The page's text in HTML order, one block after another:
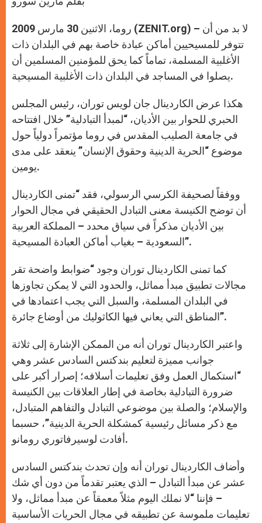
p e k
روما، الاثنين 30 مارس 2009 (ZENIT.org) – لا بد من أن
تتوفر للمسيحيين أماكن عبادة خاصة بهم في البلدان ذات
الأغلبية المسلمة، تماماً كما يحق للمؤمنين المسلمين أن
يصلوا في المساجد في البلدان ذات الأغلبية المسيحية.
هكذا عرض الكاردينال جان لويس توران، رئيس المجلس
الحبري للحوار بين الأديان، “لمبدأ التبادلية” خلال افتتاحه
في جامعة الصليب المقدس في روما مؤتمراً دولياً حول
موضوع “الحرية الدينية وحقوق الإنسان” ينعقد على مدى
يومين.
ووفقاً لصحيفة الكرسي الرسولي، فقد “تمنى الكاردينال
أن توضح الكنيسة معنى التبادل الحقيقي في مجال الحوار
بين الأديان مذكراً في سياق محدد – المملكة العربية
السعودية – بغياب أماكن العبادة المسيحية”.
كما تمنى الكاردينال توران وجود “ضوابط واضحة تقر
مجالات تطبيق مبدأ مماثل، والحدود التي لا يمكن تجاوزها
في البلدان المسلمة، والسبل التي يجب اعتمادها في
المناطق التي يعاني فيها الكاثوليك من أوضاع جائرة”.
واعتبر الكاردينال توران أنه من الممكن الإشارة إلى ثلاثة
جوانب مميزة لتعليم بندكتس السادس عشر وهي
“استكمال العمل وفق تعليمات أسلافه؛ إصرار أكبر على
ضرورة التبادلية بخاصة في إطار العلاقات بين الكنيسة
والإسلام؛ والصلة بين موضوعي التبادل والتفاهم المتبادل،
مع ذكر مسائل رئيسية كمشكلة الحرية الدينية”، حسبما
أفادت لوسيرفاتوري رومانو.
وأضاف الكاردينال توران أنه وإن تحدث بندكتس السادس
عشر عن مبدأ التبادل – الذي يعتبر تقدماً من دون أي شك
– فإننا “لا نملك اليوم مثلاً معمقاً عن مبدأ مماثل، ولا
تعليمات ملموسة عن تطبيقه في مجال الحريات الأساسية